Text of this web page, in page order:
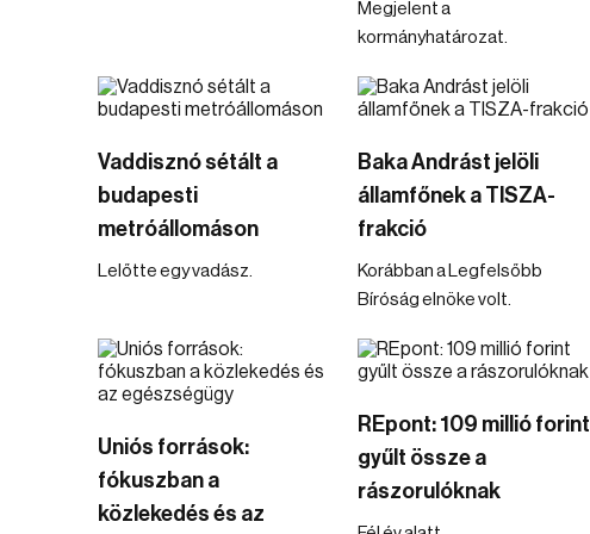
Megjelent a
kormányhatározat.
Vaddisznó sétált a
budapesti
metróállomáson
Lelőtte egy vadász.
Baka Andrást jelöli
államfőnek a TISZA-
frakció
Korábban a Legfelsőbb
Bíróság elnöke volt.
Uniós források:
fókuszban a
közlekedés és az
REpont: 109 millió forint
gyűlt össze a
rászorulóknak